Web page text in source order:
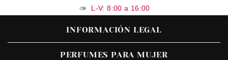
L-V: 8:00 a 16:00
INFORMACIÓN LEGAL
PERFUMES PARA MUJER